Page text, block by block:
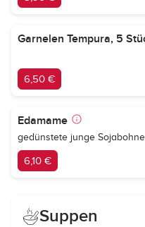
Garnelen Tempura, 5
6,50 €
Edamame
gedünstete junge
6,10 €
Suppen